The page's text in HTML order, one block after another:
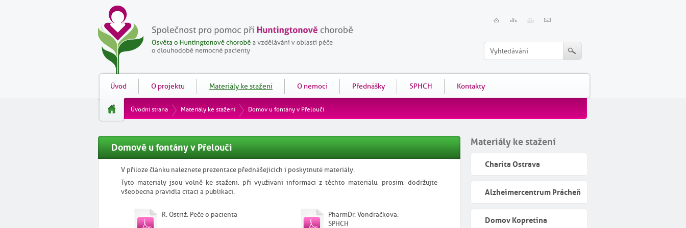
Úvod O projektu Materiály ke stažení O nemoci Přednášky SPHCH Kontakty
Úvodní strana Materiály ke stažení Domov u fontány v Přelouči
Domově u fontány v Přelouči
V příloze článku naleznete prezentace přednášejících i poskytnuté materiály.
Tyto materiály jsou volně ke stažení, při využívání informací z těchto materiálu, prosím, dodržujte
všeobecná pravidla citací a publikací.
R. Ostríž: Péče o pacienta
PharmDr. Vondráčková:
SPHCH
Materiály ke stažení
Charita Ostrava
Alzheimercentrum Prácheň
Domov Kopretina